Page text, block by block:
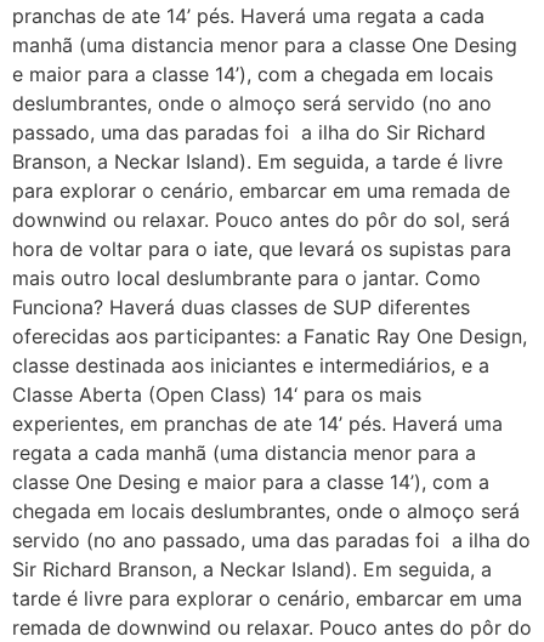
pranchas de ate 14’ pés. Haverá uma regata a cada
manhã (uma distancia menor para a classe One Desing
e maior para a classe 14’), com a chegada em locais
deslumbrantes, onde o almoço será servido (no ano
passado, uma das paradas foi a ilha do Sir Richard
Branson, a Neckar Island). Em seguida, a tarde é livre
para explorar o cenário, embarcar em uma remada de
downwind ou relaxar. Pouco antes do pôr do sol, será
hora de voltar para o iate, que levará os supistas para
mais outro local deslumbrante para o jantar. Como
Funciona? Haverá duas classes de SUP diferentes
oferecidas aos participantes: a Fanatic Ray One Design,
classe destinada aos iniciantes e intermediários, e a
Classe Aberta (Open Class) 14‘ para os mais
experientes, em pranchas de ate 14’ pés. Haverá uma
regata a cada manhã (uma distancia menor para a
classe One Desing e maior para a classe 14’), com a
chegada em locais deslumbrantes, onde o almoço será
servido (no ano passado, uma das paradas foi a ilha do
Sir Richard Branson, a Neckar Island). Em seguida, a
tarde é livre para explorar o cenário, embarcar em uma
remada de downwind ou relaxar. Pouco antes do pôr do